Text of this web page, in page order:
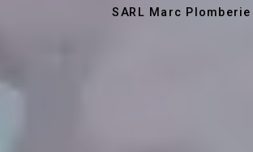
SARL Marc Plomberie